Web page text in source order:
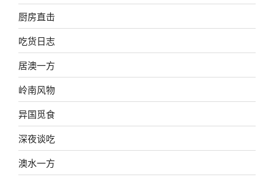
厨房直击
吃货日志
居澳一方
岭南风物
异国觅食
深夜谈吃
澳水一方